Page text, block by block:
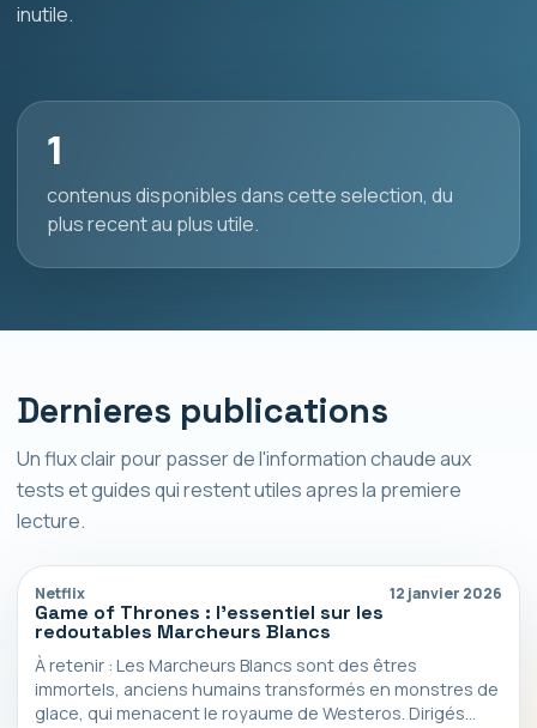
inutile.
1
contenus disponibles dans cette selection, du
plus recent au plus utile.
Dernieres publications
Un flux clair pour passer de l'information chaude aux
tests et guides qui restent utiles apres la premiere
lecture.
Netflix 12 janvier 2026
Game of Thrones : l’essentiel sur les
redoutables Marcheurs Blancs
À retenir : Les Marcheurs Blancs sont des êtres
immortels, anciens humains transformés en monstres de
glace, qui menacent le royaume de Westeros. Dirigés…